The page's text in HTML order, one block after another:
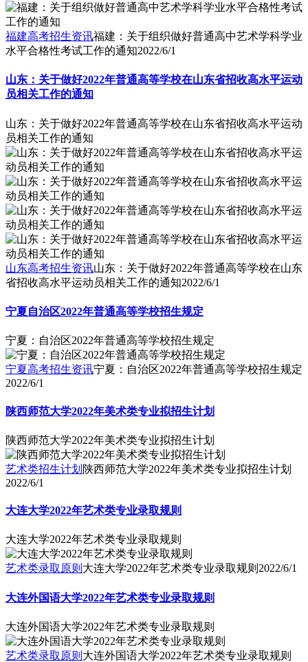
福建高考招生资讯福建：关于组织做好普通高中艺术学科学业
水平合格性考试工作的通知2022/6/1
山东：关于做好2022年普通高等学校在山东省招收高水平运动
员相关工作的通知
山东：关于做好2022年普通高等学校在山东省招收高水平运动
员相关工作的通知
山东高考招生资讯山东：关于做好2022年普通高等学校在山东
省招收高水平运动员相关工作的通知2022/6/1
宁夏自治区2022年普通高等学校招生规定
宁夏：自治区2022年普通高等学校招生规定
宁夏高考招生资讯宁夏：自治区2022年普通高等学校招生规定
2022/6/1
陕西师范大学2022年美术类专业拟招生计划
陕西师范大学2022年美术类专业拟招生计划
艺术类招生计划 陕西师范大学2022年美术类专业拟招生计划
2022/6/1
大连大学2022年艺术类专业录取规则
大连大学2022年艺术类专业录取规则
艺术类录取原则 大连大学2022年艺术类专业录取规则 2022/6/1
大连外国语大学2022年艺术类专业录取规则
大连外国语大学2022年艺术类专业录取规则
艺术类录取原则 大连外国语大学2022年艺术类专业录取规则